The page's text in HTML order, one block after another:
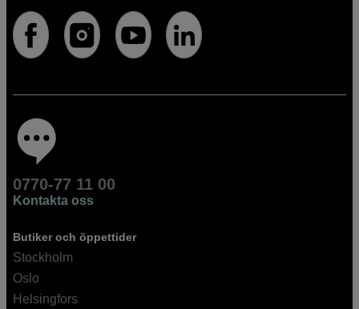
0770-77 11 00
Kontakta oss
Butiker och öppettider
Stockholm
Oslo
Helsingfors